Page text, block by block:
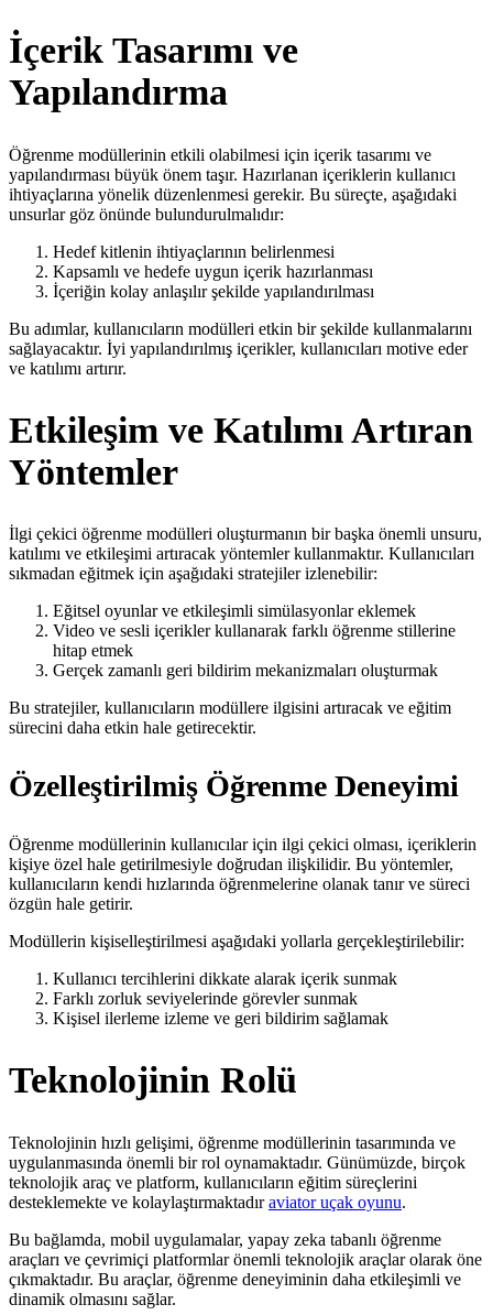
İçerik Tasarımı ve
Yapılandırma
Öğrenme modüllerinin etkili olabilmesi için içerik tasarımı ve
yapılandırması büyük önem taşır. Hazırlanan içeriklerin kullanıcı
ihtiyaçlarına yönelik düzenlenmesi gerekir. Bu süreçte, aşağıdaki
unsurlar göz önünde bulundurulmalıdır:
Hedef kitlenin ihtiyaçlarının belirlenmesi
Kapsamlı ve hedefe uygun içerik hazırlanması
İçeriğin kolay anlaşılır şekilde yapılandırılması
Bu adımlar, kullanıcıların modülleri etkin bir şekilde kullanmalarını
sağlayacaktır. İyi yapılandırılmış içerikler, kullanıcıları motive eder
ve katılımı artırır.
Etkileşim ve Katılımı Artıran
Yöntemler
İlgi çekici öğrenme modülleri oluşturmanın bir başka önemli unsuru,
katılımı ve etkileşimi artıracak yöntemler kullanmaktır. Kullanıcıları
sıkmadan eğitmek için aşağıdaki stratejiler izlenebilir:
Eğitsel oyunlar ve etkileşimli simülasyonlar eklemek
Video ve sesli içerikler kullanarak farklı öğrenme stillerine
hitap etmek
Gerçek zamanlı geri bildirim mekanizmaları oluşturmak
Bu stratejiler, kullanıcıların modüllere ilgisini artıracak ve eğitim
sürecini daha etkin hale getirecektir.
Özelleştirilmiş Öğrenme Deneyimi
Öğrenme modüllerinin kullanıcılar için ilgi çekici olması, içeriklerin
kişiye özel hale getirilmesiyle doğrudan ilişkilidir. Bu yöntemler,
kullanıcıların kendi hızlarında öğrenmelerine olanak tanır ve süreci
özgün hale getirir.
Modüllerin kişiselleştirilmesi aşağıdaki yollarla gerçekleştirilebilir:
Kullanıcı tercihlerini dikkate alarak içerik sunmak
Farklı zorluk seviyelerinde görevler sunmak
Kişisel ilerleme izleme ve geri bildirim sağlamak
Teknolojinin Rolü
Teknolojinin hızlı gelişimi, öğrenme modüllerinin tasarımında ve
uygulanmasında önemli bir rol oynamaktadır. Günümüzde, birçok
teknolojik araç ve platform, kullanıcıların eğitim süreçlerini
desteklemekte ve kolaylaştırmaktadıraviator uçak oyunu.
Bu bağlamda, mobil uygulamalar, yapay zeka tabanlı öğrenme
araçları ve çevrimiçi platformlar önemli teknolojik araçlar olarak öne
çıkmaktadır. Bu araçlar, öğrenme deneyiminin daha etkileşimli ve
dinamik olmasını sağlar.